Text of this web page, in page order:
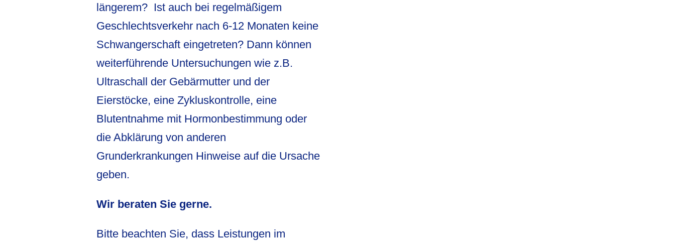
längerem? Ist auch bei regelmäßigem
Geschlechtsverkehr nach 6-12 Monaten keine
Schwangerschaft eingetreten? Dann können
weiterführende Untersuchungen wie z.B.
Ultraschall der Gebärmutter und der
Eierstöcke, eine Zykluskontrolle, eine
Blutentnahme mit Hormonbestimmung oder
die Abklärung von anderen
Grunderkrankungen Hinweise auf die Ursache
geben.
Wir beraten Sie gerne.
Bitte beachten Sie, dass Leistungen im